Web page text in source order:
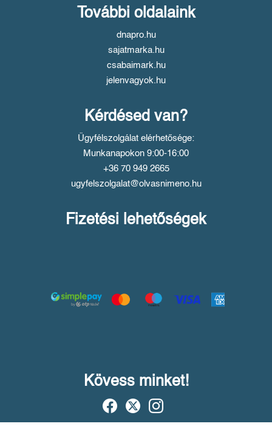
További oldalaink
dnapro.hu
sajatmarka.hu
csabaimark.hu
jelenvagyok.hu
Kérdésed van?
Ügyfélszolgálat elérhetősége:
Munkanapokon 9:00-16:00
+36 70 949 2665
ugyfelszolgalat@olvasnimeno.hu
Fizetési lehetőségek
Kövess minket!